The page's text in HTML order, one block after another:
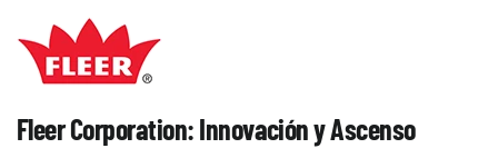
Fleer Corporation: Innovación y Ascenso